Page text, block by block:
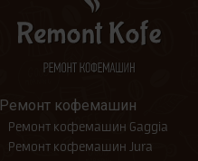
Ремонт кофемашин
Ремонт кофемашин Gaggia
Ремонт кофемашин Jura